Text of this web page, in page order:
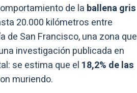
de la ballena gris
20.000 kilómetros entre
de San Francisco, una zona que
investigación publicada en
se estima que el 18,2% de las
muriendo.